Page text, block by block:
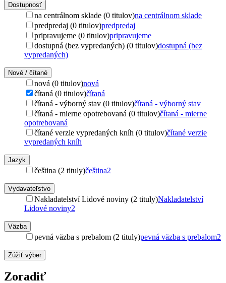
Dostupnosť
na centrálnom sklade (0 titulov)na centrálnom sklade
predpredaj (0 titulov)predpredaj
pripravujeme (0 titulov)pripravujeme
dostupná (bez vypredaných) (0 titulov)dostupná (bez
vypredaných)
Nové / čítané
nová (0 titulov)nová
čítaná (0 titulov)čítaná
čítaná - výborný stav (0 titulov)čítaná - výborný stav
čítaná - mierne opotrebovaná (0 titulov)čítaná - mierne
opotrebovaná
čítané verzie vypredaných kníh (0 titulov)čítané verzie
vypredaných kníh
Jazyk
čeština (2 tituly)čeština2
Vydavateľstvo
Nakladatelství Lidové noviny (2 tituly)Nakladatelství
Lidové noviny2
Väzba
pevná väzba s prebalom (2 tituly)pevná väzba s prebalom2
Zúžiť výber
Zoradiť